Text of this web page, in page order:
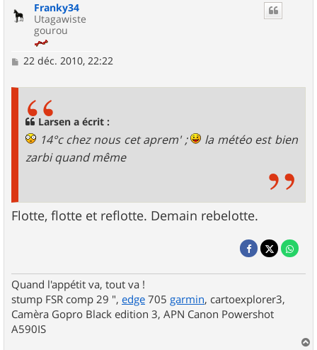
Franky34
Utagawiste
gourou
M
22 déc. 2010, 22:22
Larsen a écrit :
14°c chez nous cet aprem' ;
la météo est bien
zarbi quand même
Flotte, flotte et reflotte. Demain rebelotte.
Quand l'appétit va, tout va !
stump FSR comp 29 ", edge 705 garmin, cartoexplorer3,
Camèra Gopro Black edition 3, APN Canon Powershot
A590IS